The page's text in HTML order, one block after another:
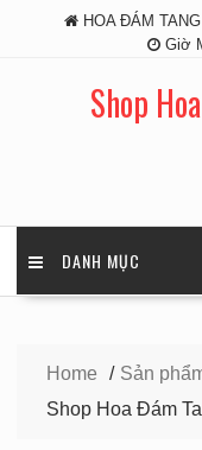
HOA ĐÁM TANG
Giờ
Shop
DANH MỤC
Home
Sản
Shop Hoa Đám